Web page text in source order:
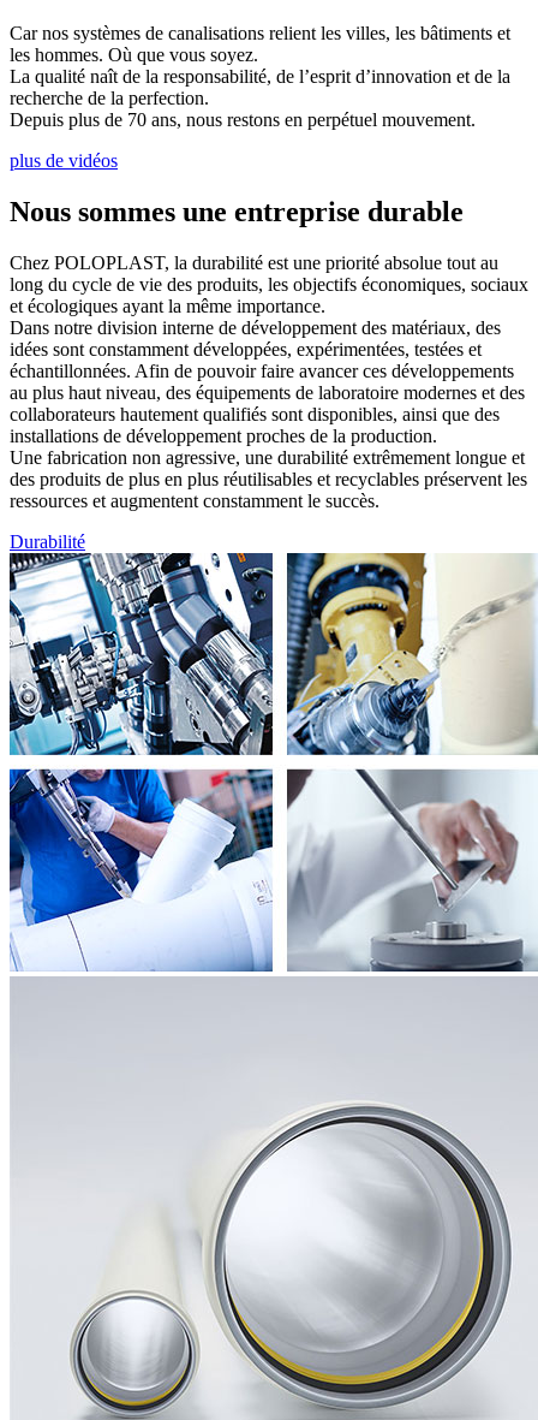
Car nos systèmes de canalisations relient les villes, les bâtiments et
les hommes. Où que vous soyez.
La qualité naît de la responsabilité, de l’esprit d’innovation et de la
recherche de la perfection.
Depuis plus de 70 ans, nous restons en perpétuel mouvement.
plus de vidéos
Nous sommes une entreprise durable
Chez POLOPLAST, la durabilité est une priorité absolue tout au
long du cycle de vie des produits, les objectifs économiques, sociaux
et écologiques ayant la même importance.
Dans notre division interne de développement des matériaux, des
idées sont constamment développées, expérimentées, testées et
échantillonnées. Afin de pouvoir faire avancer ces développements
au plus haut niveau, des équipements de laboratoire modernes et des
collaborateurs hautement qualifiés sont disponibles, ainsi que des
installations de développement proches de la production.
Une fabrication non agressive, une durabilité extrêmement longue et
des produits de plus en plus réutilisables et recyclables préservent les
ressources et augmentent constamment le succès.
Durabilité